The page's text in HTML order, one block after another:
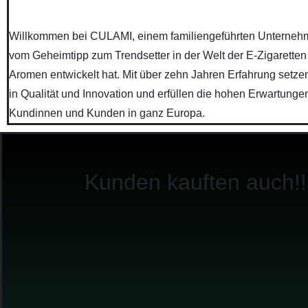
Willkommen bei CULAMI, einem familiengeführten
vom Geheimtipp zum Trendsetter in der Welt der E-
Aromen entwickelt hat. Mit über zehn Jahren Erfahrung
in Qualität und Innovation und erfüllen die hohen
Kundinnen und Kunden in ganz Europa.
Kunden kauften